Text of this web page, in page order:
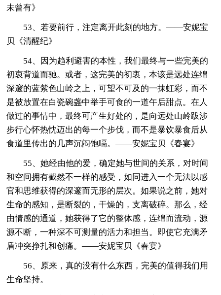
未曾有》
53、若要前行，注定离开此刻的地方。——安妮宝
贝《清醒纪》
54、因为趋利避害的本性，我们最终与一些完美的
初衷背道而驰。或者，这完美的初衷，本该是远处连绵
深邃的蓝紫色山岭之上，可望不可及的一抹虹彩，而不
是被放置在白瓷碗盏中举手可食的一道午后甜点。在人
做过的事情中，最终可产生好处的，是向远处山岭跋涉
步行心怀热忱迈出的每一个步伐，而不是暴饮暴食后从
食道里传出的几声沉闷饱嗝。——安妮宝贝《春宴》
55、她经由他的爱，确定她与世间的关系，对时间
和空间拥有截然不一样的感受，如同进入一个无法以感
官和思维获得的深邃而无形的层次。如果说之前，她对
生命的感知，是断裂的，干燥的，支离破碎。那么，经
由情感的通道，她获得了它的整体感，连绵而流动，源
源不断，一种深不可测量的活力和担当。即使它充满矛
盾冲突挣扎和创痛。——安妮宝贝《春宴》
56、原来，真的没有什么东西，完美的值得我们用
生命坚持。